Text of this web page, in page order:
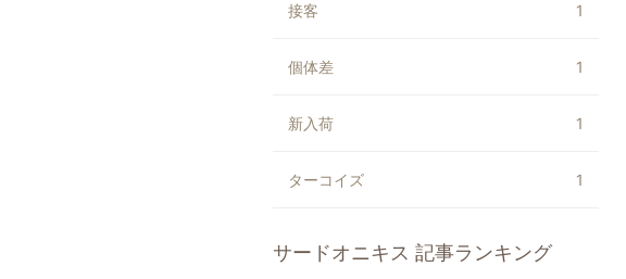
接客 1
個体差 1
新入荷 1
ターコイズ 1
サードオニキス 記事ランキング